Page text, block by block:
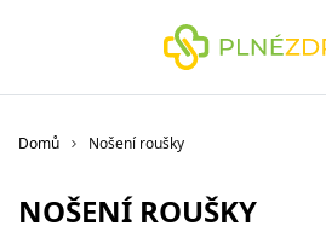
Domů Nošení roušky
NOŠENÍ ROUŠKY